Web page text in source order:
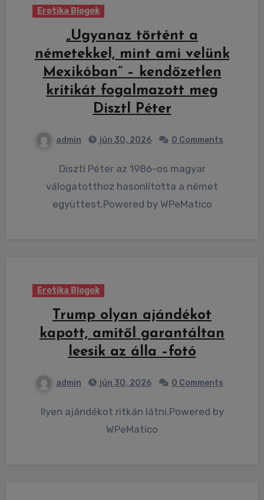
Erotika Blogok
„Ugyanaz történt a
németekkel, mint ami velünk
Mexikóban” – kendőzetlen
kritikát fogalmazott meg
Disztl Péter
admin jún 30, 2026 0 Comments
Disztl Péter az 1986-os magyar
válogatotthoz hasonlította a német
együttest.Powered by WPeMatico
Erotika Blogok
Trump olyan ajándékot
kapott, amitől garantáltan
leesik az álla –fotó
admin jún 30, 2026 0 Comments
Ilyen ajándékot ritkán látni.Powered by
WPeMatico